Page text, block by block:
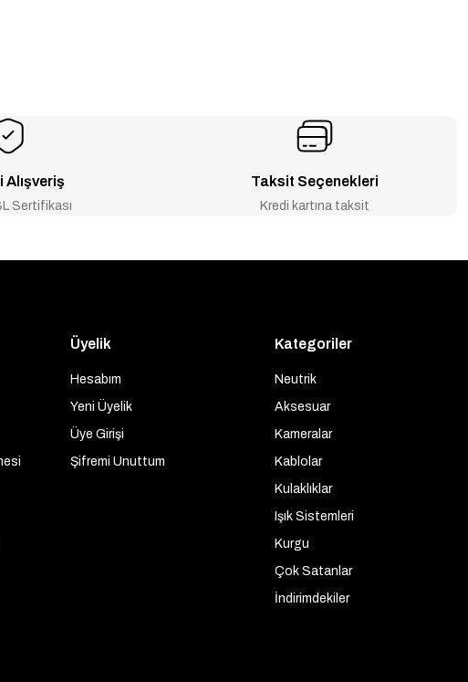
Alışveriş
Sertifikası
Taksit Seçenekleri
Kredi kartına taksit
Üyelik
Hesabım
Yeni Üyelik
Üye Girişi
Şifremi Unuttum
Kategoriler
Neutrik
Aksesuar
Kameralar
Kablolar
Kulaklıklar
Işık Sistemleri
Kurgu
Çok Satanlar
İndirimdekiler